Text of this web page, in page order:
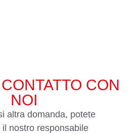
CON
NOI
altra domanda, potete
nostro responsabile